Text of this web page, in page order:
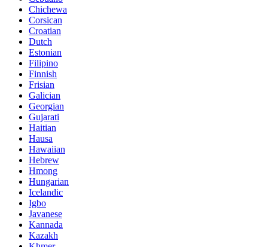
Chichewa
Corsican
Croatian
Dutch
Estonian
Filipino
Finnish
Frisian
Galician
Georgian
Gujarati
Haitian
Hausa
Hawaiian
Hebrew
Hmong
Hungarian
Icelandic
Igbo
Javanese
Kannada
Kazakh